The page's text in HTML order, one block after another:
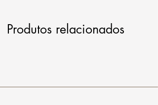
Produtos relacionados